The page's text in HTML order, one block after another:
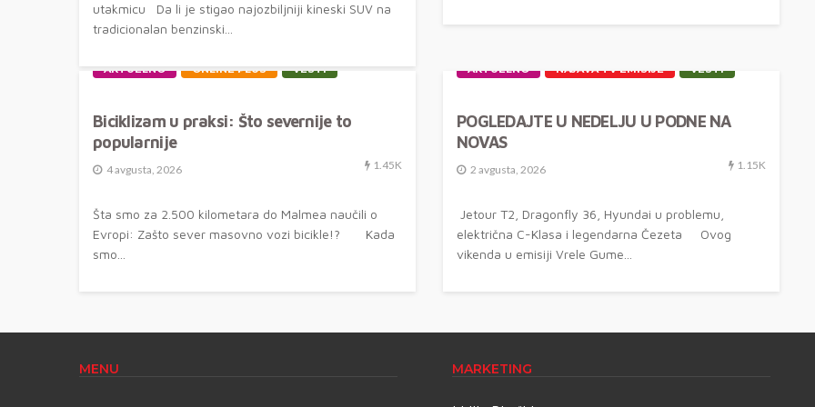
utakmicu Da li je stigao najozbiljniji kineski SUV na
tradicionalan benzinski...
AKTUELNO ONLINE PLUS VESTI
Biciklizam u praksi: Što severnije to
popularnije
4 avgusta, 2026 1.45K
Šta smo za 2.500 kilometara do Malmea naučili o
Evropi: Zašto sever masovno vozi bicikle!? Kada
smo...
AKTUELNO NAJAVA TV EMISIJE VESTI
POGLEDAJTE U NEDELJU U PODNE NA
NOVAS
2 avgusta, 2026 1.15K
Jetour T2, Dragonfly 36, Hyundai u problemu,
električna C-Klasa i legendarna Čezeta Ovog
vikenda u emisiji Vrele Gume...
MENU MARKETING